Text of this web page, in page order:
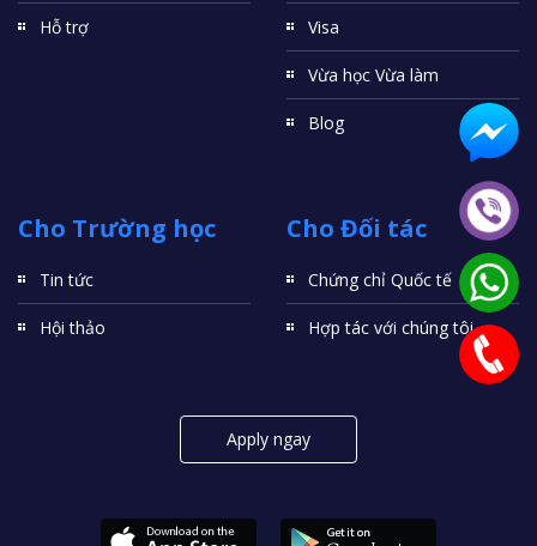
Hỗ trợ Visa
Vừa học Vừa làm
Blog
Cho Trường học
Tin tức
Hội thảo
Cho Đối tác
Chứng chỉ Quốc tế
Hợp tác với chúng tôi
Apply ngay